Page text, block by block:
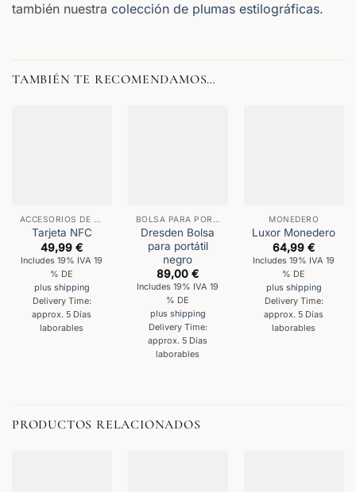
también nuestra colección de plumas estilográficas.
TAMBIÉN TE RECOMENDAMOS…
ACCESORIOS DE PAPELERÍA
Tarjeta NFC
49,99€
Includes 19% IVA 19
% DE
plus shipping
Delivery Time:
approx. 5 Días
laborables
BOLSA PARA PORTÁTIL
Dresden Bolsa
para portátil
negro
89,00€
Includes 19% IVA 19
% DE
plus shipping
Delivery Time:
approx. 5 Días
laborables
MONEDERO
Luxor Monedero
64,99€
Includes 19% IVA 19
% DE
plus shipping
Delivery Time:
approx. 5 Días
laborables
PRODUCTOS RELACIONADOS